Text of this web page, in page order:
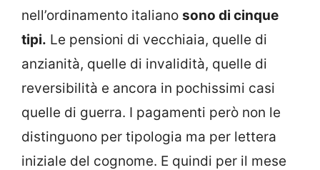
nell’ordinamento italiano sono di cinque
tipi. Le pensioni di vecchiaia, quelle di
anzianità, quelle di invalidità, quelle di
reversibilità e ancora in pochissimi casi
quelle di guerra. I pagamenti però non le
distinguono per tipologia ma per lettera
iniziale del cognome. E quindi per il mese